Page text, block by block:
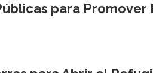
para